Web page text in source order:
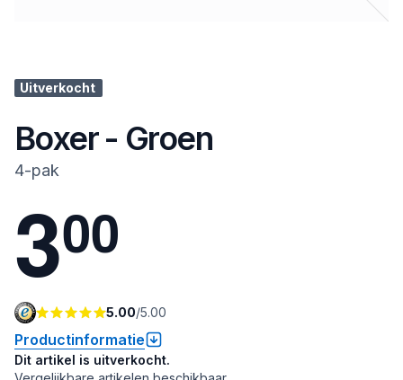
Uitverkocht
Boxer - Groen
4-pak
300
5.00/5.00
Productinformatie
Dit artikel is uitverkocht.